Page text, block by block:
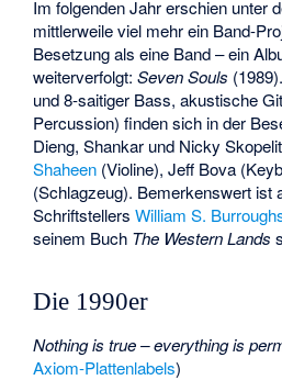
Im folgenden Jahr erschien unter
mittlerweile viel mehr ein Band-
Besetzung als eine Band – ein
weiterverfolgt:Seven Souls
und 8-saitiger Bass, akustische
Percussion) finden sich in der
Dieng, Shankar und Nicky
Shaheen (Violine),Jeff Bova
(Schlagzeug). Bemerkenswert ist
SchriftstellersWilliam S.
seinem Buch The Western Lands
Die 1990er
Nothing is true – everything is
Axiom-Plattenlabels)